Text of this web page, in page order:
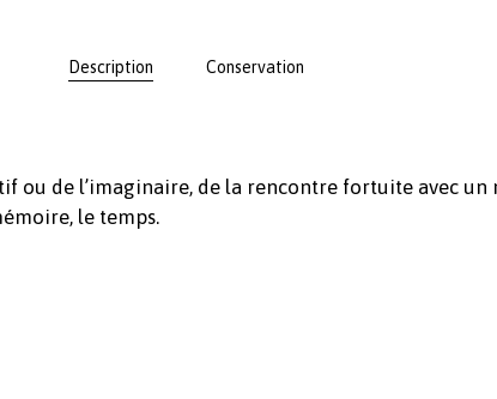
Description Conservation
ou de l’imaginaire, de la rencontre fortuite avec
le temps.